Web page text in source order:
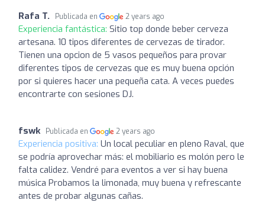
Rafa T. Publicada en 2 years ago
Experiencia fantástica: Sitio top donde beber cerveza
artesana. 10 tipos diferentes de cervezas de tirador.
Tienen una opcion de 5 vasos pequeños para provar
diferentes tipos de cervezas que es muy buena opción
por si quieres hacer una pequeña cata. A veces puedes
encontrarte con sesiones DJ.
fswk Publicada en 2 years ago
Experiencia positiva: Un local peculiar en pleno Raval, que
se podría aprovechar más: el mobiliario es molón pero le
falta calidez. Vendré para eventos a ver si hay buena
música Probamos la limonada, muy buena y refrescante
antes de probar algunas cañas.